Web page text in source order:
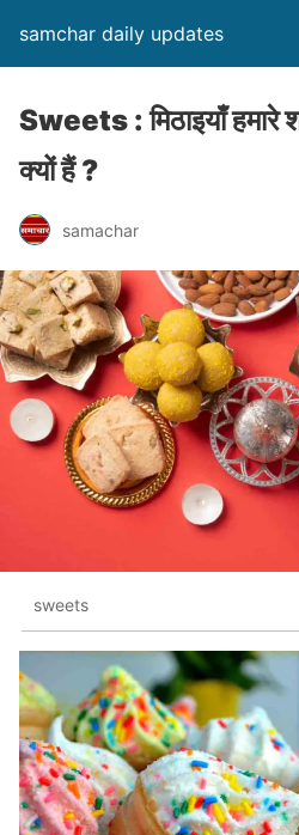
samchar daily updates
Sweets : मिठाइयाँ हमारे
क्यों हैं ?
samachar
sweets